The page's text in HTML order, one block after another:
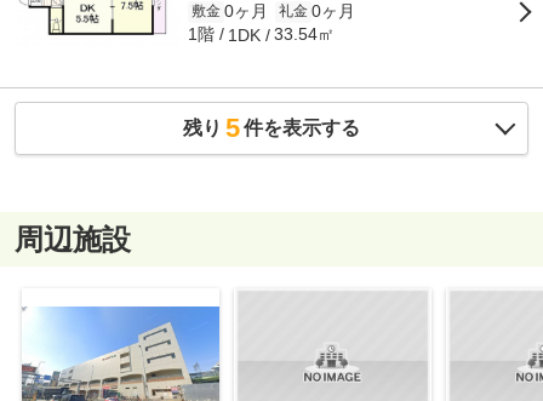
敷金 0ヶ月 礼金 0ヶ月
1階 1DK 33.54㎡
残り 5件を表示する
周辺施設